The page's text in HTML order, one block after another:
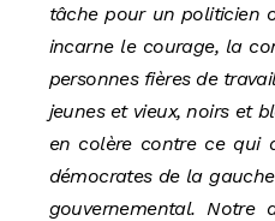
tâche pour un politicien
incarne le courage, la
personnes fières de
jeunes et vieux, noirs et
en colère contre ce qui
démocrates de la
gouvernemental.